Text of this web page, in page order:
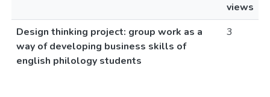
views
Design thinking project: group work as a
way of developing business skills of
english philology students
3